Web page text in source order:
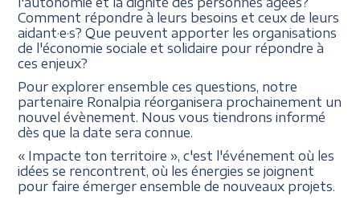
Comment répondre à leurs besoins et ceux de leurs
aidant·e·s? Que peuvent apporter les organisations
de l'économie sociale et solidaire pour répondre à
ces enjeux?
Pour explorer ensemble ces questions, notre
partenaire Ronalpia réorganisera prochainement un
nouvel évènement. Nous vous tiendrons informé
dès que la date sera connue.
« Impacte ton territoire », c'est l'événement où les
idées se rencontrent, où les énergies se joignent
pour faire émerger ensemble de nouveaux projets.